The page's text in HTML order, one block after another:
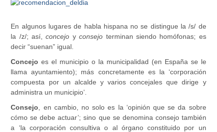
En algunos lugares de habla hispana no se distingue la /s/ de
la /z/; así,concejo yconsejo terminan siendo homófonas; es
decir “suenan” igual.
Concejo es el municipio o la municipalidad (en España se le
llama ayuntamiento); más concretamente es la ‘corporación
compuesta por un alcalde y varios concejales que dirige y
administra un municipio’.
Consejo , en cambio, no solo es la ‘opinión que se da sobre
cómo se debe actuar’; sino que se denomina consejo también
a ‘la corporación consultiva o al órgano constituido por un